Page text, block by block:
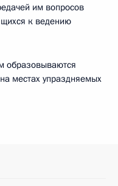
им вопросов
к ведению
образовываются
местах упраздняемых